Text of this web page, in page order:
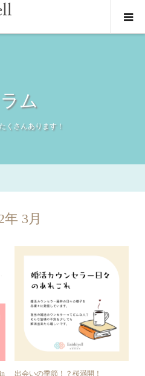
ム
くさんあります！
年 3月
出会いの季節！？桜満開！